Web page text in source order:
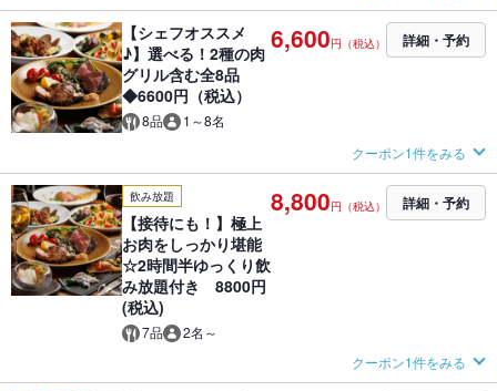
【シェフオススメ
♪】選べる！2種の肉
グリル含む全8品
◆6600円（税込）
8品 1～8名
6,600円（税込） 詳細・予約
クーポン1件をみる
飲み放題
【接待にも！】極上
お肉をしっかり堪能
☆2時間半ゆっくり飲
み放題付き 8800円
(税込)
7品 2名～
8,800円（税込） 詳細・予約
クーポン1件をみる